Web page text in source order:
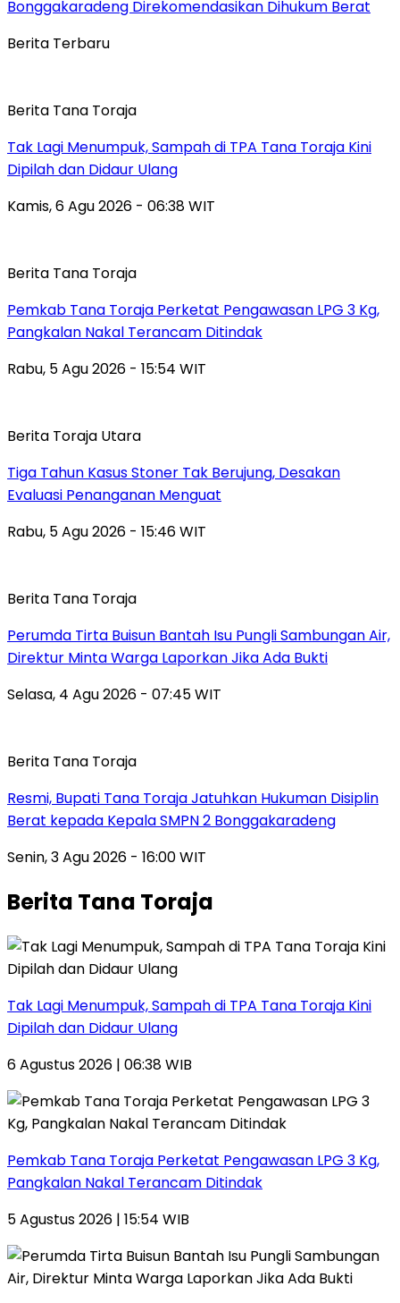
Bonggakaradeng Direkomendasikan Dihukum Berat
Berita Terbaru
Berita Tana Toraja
Tak Lagi Menumpuk, Sampah di TPA Tana Toraja Kini
Dipilah dan Didaur Ulang
Kamis, 6 Agu 2026 - 06:38 WIT
Berita Tana Toraja
Pemkab Tana Toraja Perketat Pengawasan LPG 3 Kg,
Pangkalan Nakal Terancam Ditindak
Rabu, 5 Agu 2026 - 15:54 WIT
Berita Toraja Utara
Tiga Tahun Kasus Stoner Tak Berujung, Desakan
Evaluasi Penanganan Menguat
Rabu, 5 Agu 2026 - 15:46 WIT
Berita Tana Toraja
Perumda Tirta Buisun Bantah Isu Pungli Sambungan Air,
Direktur Minta Warga Laporkan Jika Ada Bukti
Selasa, 4 Agu 2026 - 07:45 WIT
Berita Tana Toraja
Resmi, Bupati Tana Toraja Jatuhkan Hukuman Disiplin
Berat kepada Kepala SMPN 2 Bonggakaradeng
Senin, 3 Agu 2026 - 16:00 WIT
Berita Tana Toraja
Tak Lagi Menumpuk, Sampah di TPA Tana Toraja Kini
Dipilah dan Didaur Ulang
6 Agustus 2026 | 06:38 WIB
Pemkab Tana Toraja Perketat Pengawasan LPG 3 Kg,
Pangkalan Nakal Terancam Ditindak
5 Agustus 2026 | 15:54 WIB